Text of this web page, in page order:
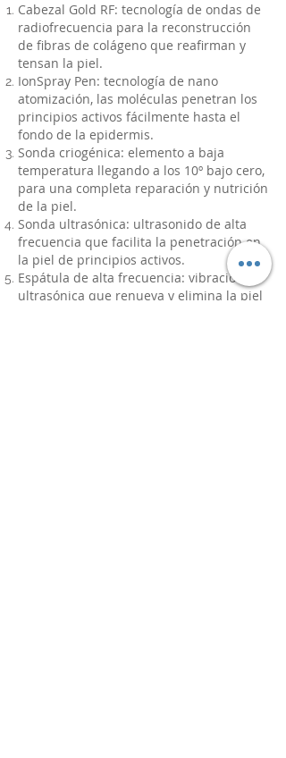
Cabezal Gold RF: tecnología de ondas de
radiofrecuencia para la reconstrucción
de fibras de colágeno que reafirman y
tensan la piel.
IonSpray Pen: tecnología de nano
atomización, las moléculas penetran los
principios activos fácilmente hasta el
fondo de la epidermis.
Sonda criogénica: elemento a baja
temperatura llegando a los 10º bajo cero,
para una completa reparación y nutrición
de la piel.
Sonda ultrasónica: ultrasonido de alta
frecuencia que facilita la penetración en
la piel de principios activos.
Espátula de alta frecuencia: vibración
ultrasónica que renueva y elimina la piel